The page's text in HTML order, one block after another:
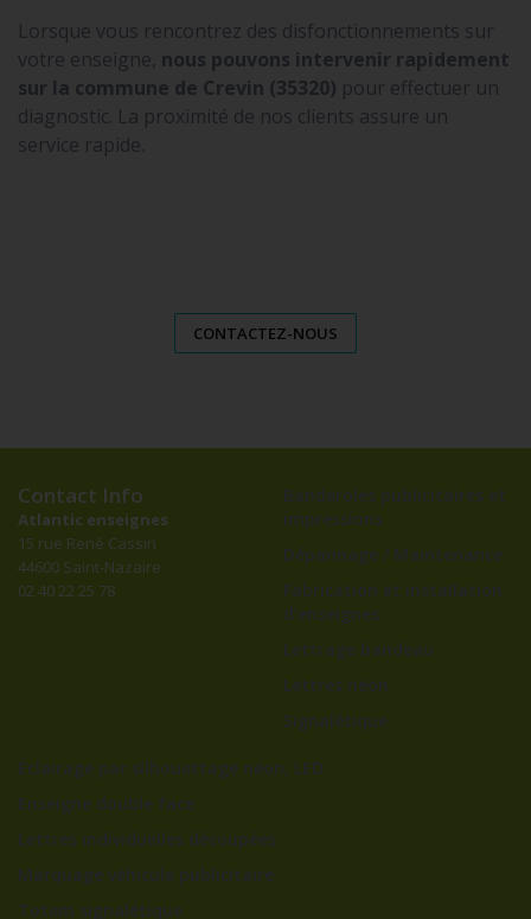
Lorsque vous rencontrez des disfonctionnements sur
votre enseigne, nous pouvons intervenir rapidement
sur la commune de Crevin (35320) pour effectuer un
diagnostic. La proximité de nos clients assure un
service rapide.
CONTACTEZ-NOUS
Contact Info
Atlantic enseignes
15 rue René Cassin
44600 Saint-Nazaire
02 40 22 25 78
Banderoles publicitaires et
impressions
Dépannage / Maintenance
Fabrication et installation
d’enseignes
Lettrage bandeau
Lettres néon
Signalétique
Éclairage par silhouettage néon, LED
Enseigne double face
Lettres individuelles découpées
Marquage véhicule publicitaire
Totem signalétique